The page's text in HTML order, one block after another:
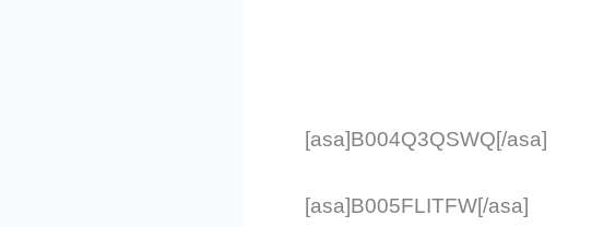
[asa]B004Q3QSWQ[/asa]
[asa]B005FLITFW[/asa]